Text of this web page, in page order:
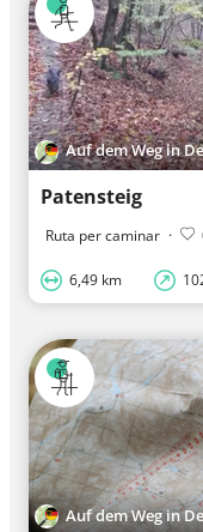
Auf dem Weg in
Patensteig
Ruta per caminar ·
6,49 km
Auf dem Weg in